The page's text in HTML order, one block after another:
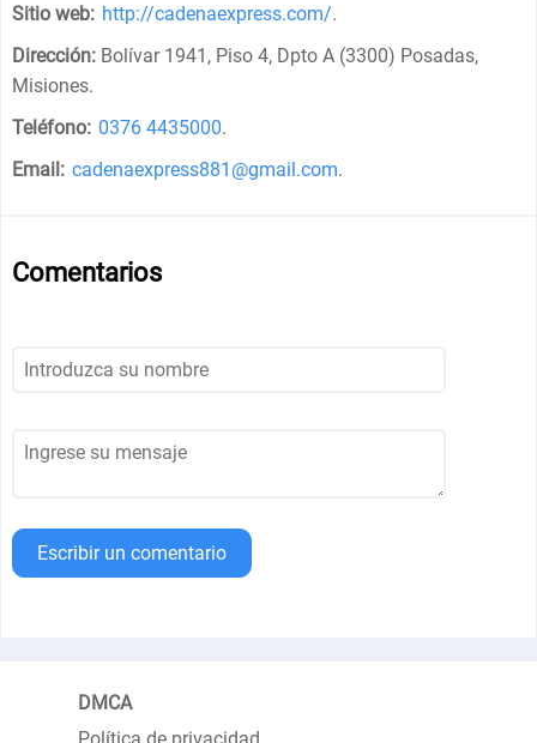
Sitio web: http://cadenaexpress.com/.
Dirección: Bolívar 1941, Piso 4, Dpto A (3300) Posadas,
Misiones.
Teléfono: 0376 4435000.
Email: cadenaexpress881@gmail.com.
Comentarios
Escribir un comentario
DMCA